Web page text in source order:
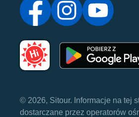
© 2026, Sitour. Informacje na tej
dostarczane przez operatorów